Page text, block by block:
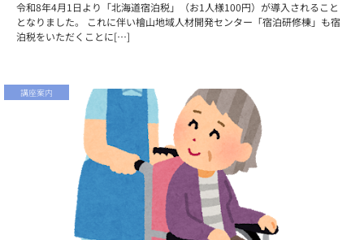
令和8年4月1日より「北海道宿泊税」（お1人様100円）が導入されること
となりました。 これに伴い檜山地域人材開発センター「宿泊研修棟」も宿
泊税をいただくことに[…]
講座案内